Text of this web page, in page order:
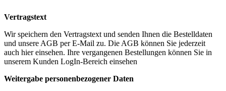
Vertragstext
Wir speichern den Vertragstext und senden Ihnen die Bestelldaten
und unsere AGB per E-Mail zu. Die AGB können Sie jederzeit
auch hier einsehen. Ihre vergangenen Bestellungen können Sie in
unserem Kunden LogIn-Bereich einsehen
Weitergabe personenbezogener Daten